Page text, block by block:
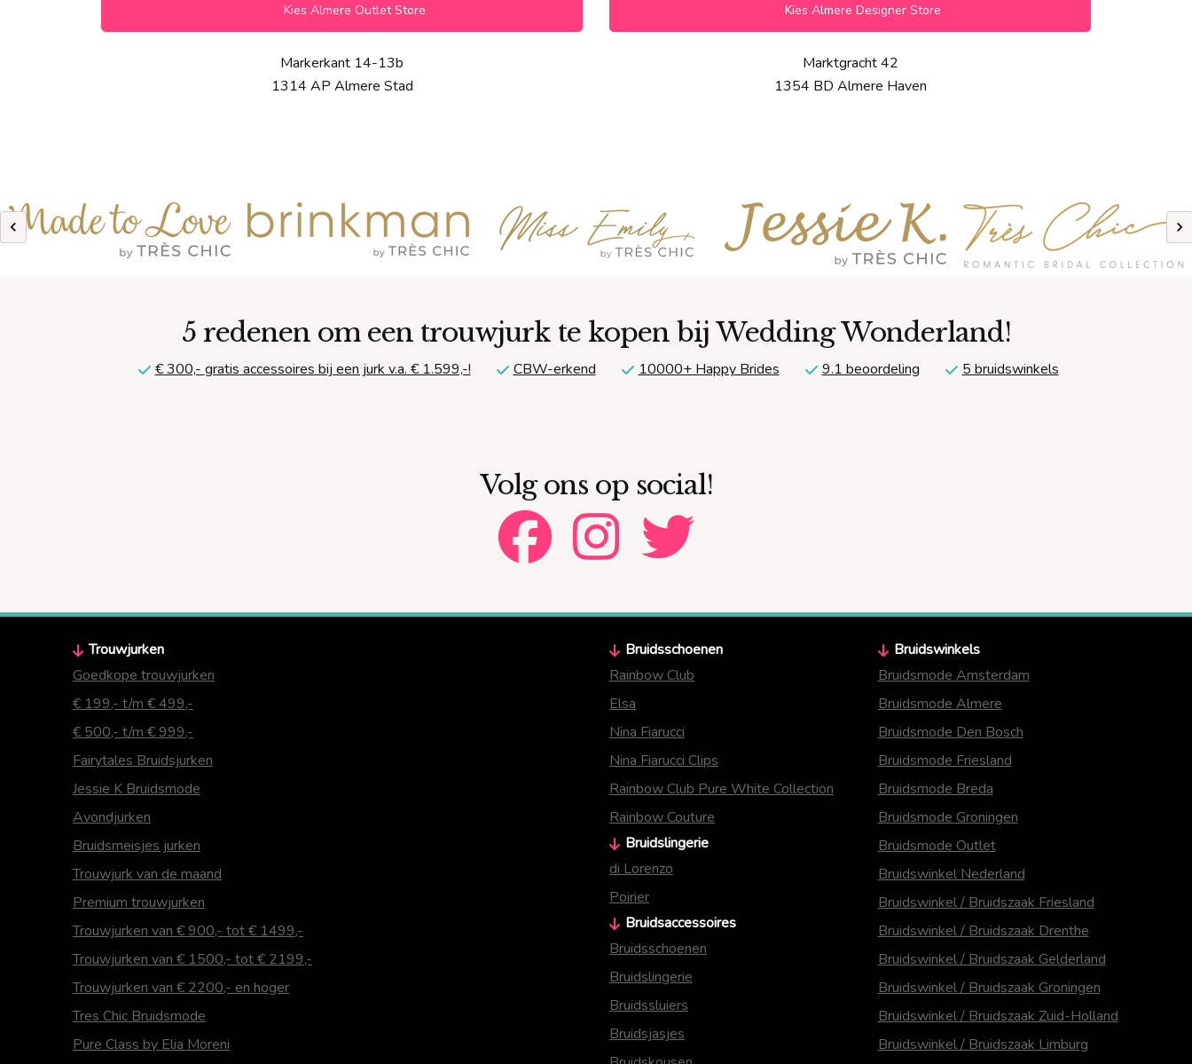
Kies Almere Outlet Store
Markerkant 14-13b
1314 AP Almere Stad
Kies Almere Designer Store
Marktgracht 42
1354 BD Almere Haven
Previous
5 redenen om een trouwjurk te kopen bij Wedding Wonderland!
€ 300,- gratis accessoires bij een jurk v.a. € 1.599,-! CBW-erkend 10000+ Happy Brides 9.1 beoordeling 5 bruidswinkels
Volg ons op social!
Trouwjurken
Goedkope trouwjurken
€ 199,- t/m € 499,-
€ 500,- t/m € 999,-
Fairytales Bruidsjurken
Jessie K Bruidsmode
Avondjurken
Bruidsmeisjes jurken
Trouwjurk van de maand
Premium trouwjurken
Trouwjurken van € 900,- tot € 1499,-
Trouwjurken van € 1500,- tot € 2199,-
Trouwjurken van € 2200,- en hoger
Tres Chic Bruidsmode
Pure Class by Elia Moreni
Bruidsschoenen
Rainbow Club
Elsa
Nina Fiarucci
Nina Fiarucci Clips
Rainbow Club Pure White Collection
Rainbow Couture
Bruidslingerie
di Lorenzo
Poirier
Bruidsaccessoires
Bruidsschoenen
Bruidslingerie
Bruidssluiers
Bruidsjasjes
Bruidswinkels
Bruidsmode Amsterdam
Bruidsmode Almere
Bruidsmode Den Bosch
Bruidsmode Friesland
Bruidsmode Breda
Bruidsmode Groningen
Bruidsmode Outlet
Bruidswinkel Nederland
Bruidswinkel / Bruidszaak Friesland
Bruidswinkel / Bruidszaak Drenthe
Bruidswinkel / Bruidszaak Gelderland
Bruidswinkel / Bruidszaak Groningen
Bruidswinkel / Bruidszaak Zuid-Holland
Bruidswinkel / Bruidszaak Limburg